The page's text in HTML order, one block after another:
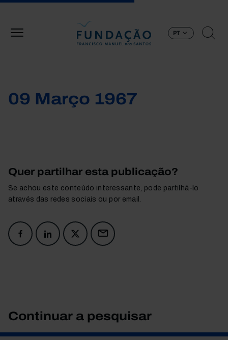
PT
09 Março 1967
Quer partilhar esta publicação?
Se achou este conteúdo interessante, pode partilhá-lo
através das redes sociais ou por email.
Continuar a pesquisar